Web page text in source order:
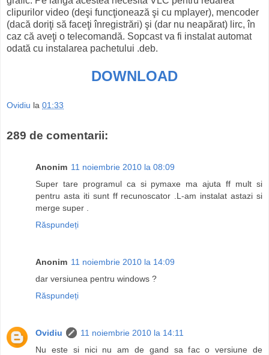
clipurilor video (deşi funcţionează şi cu mplayer), mencoder
(dacă doriţi să faceţi înregistrări) şi (dar nu neapărat) lirc, în
caz că aveţi o telecomandă. Sopcast va fi instalat automat
odată cu instalarea pachetului .deb.
DOWNLOAD
Ovidiu la 01:33
289 de comentarii:
Anonim 11 noiembrie 2010 la 08:09
Super tare programul ca si pymaxe ma ajuta ff mult si
pentru asta iti sunt ff recunoscator .L-am instalat astazi si
merge super .
Răspundeți
Anonim 11 noiembrie 2010 la 14:09
dar versiunea pentru windows ?
Răspundeți
Ovidiu
11 noiembrie 2010 la 14:11
Nu este si nici nu am de gand sa fac o versiune de